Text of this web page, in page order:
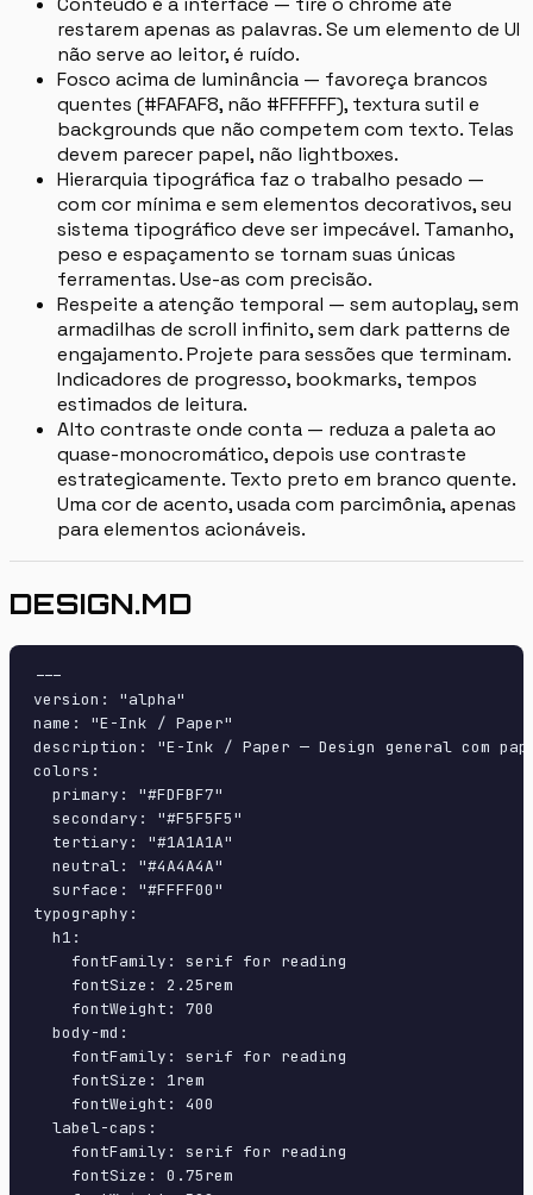
restarem apenas as palavras. Se um elemento de UI
não serve ao leitor, é ruído.
Fosco acima de luminância — favoreça brancos
quentes (#FAFAF8, não #FFFFFF), textura sutil e
backgrounds que não competem com texto. Telas
devem parecer papel, não lightboxes.
Hierarquia tipográfica faz o trabalho pesado —
com cor mínima e sem elementos decorativos, seu
sistema tipográfico deve ser impecável. Tamanho,
peso e espaçamento se tornam suas únicas
ferramentas. Use-as com precisão.
Respeite a atenção temporal — sem autoplay, sem
armadilhas de scroll infinito, sem dark patterns de
engajamento. Projete para sessões que terminam.
Indicadores de progresso, bookmarks, tempos
estimados de leitura.
Alto contraste onde conta — reduza a paleta ao
quase-monocromático, depois use contraste
estrategicamente. Texto preto em branco quente.
Uma cor de acento, usada com parcimônia, apenas
para elementos acionáveis.
DESIGN.MD
---
version: "alpha"
name: "E-Ink / Paper"
description: "E-Ink / Paper — Design general com
colors:
  primary: "#FDFBF7"
  secondary: "#F5F5F5"
  tertiary: "#1A1A1A"
  neutral: "#4A4A4A"
  surface: "#FFFF00"
typography:
  h1:
    fontFamily: serif for reading
    fontSize: 2.25rem
    fontWeight: 700
  body-md:
    fontFamily: serif for reading
    fontSize: 1rem
    fontWeight: 400
  label-caps:
    fontFamily: serif for reading
    fontSize: 0.75rem